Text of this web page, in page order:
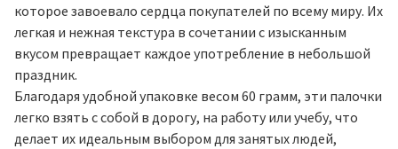
которое завоевало сердца покупателей по всему миру. Их
легкая и нежная текстура в сочетании с изысканным
вкусом превращает каждое употребление в небольшой
праздник.
Благодаря удобной упаковке весом 60 грамм, эти палочки
легко взять с собой в дорогу, на работу или учебу, что
делает их идеальным выбором для занятых людей,